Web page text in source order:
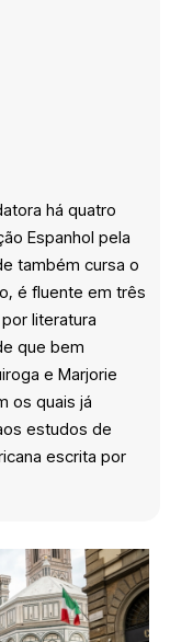
há quatro
Espanhol pela
também cursa o
é fluente em três
literatura
que bem
e Marjorie
os quais já
estudos de
escrita por